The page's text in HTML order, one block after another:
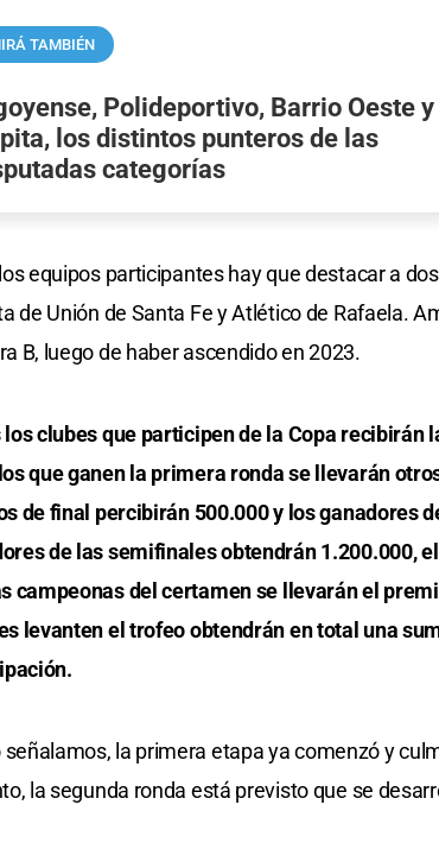
TAMBIÉN
Polideportivo, Barrio Oeste y
los distintos punteros de las
categorías
equipos participantes hay que destacar a
de Unión de Santa Fe y Atlético de Rafaela.
B, luego de haber ascendido en 2023.
los clubes que participen de la Copa recibirán
que ganen la primera ronda se llevarán
de final percibirán 500.000 y los ganadores
de las semifinales obtendrán 1.200.000,
campeonas del certamen se llevarán el
levanten el trofeo obtendrán en total una
señalamos, la primera etapa ya comenzó y
la segunda ronda está previsto que se